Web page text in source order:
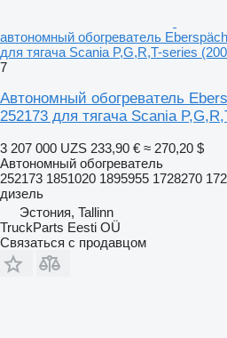
автономный обогреватель
для тягача Scania P,G,R,T-series
7
Автономный обогреватель
252173 для тягача Scania
3 207 000 UZS 233,90 € ≈ 270,20 $
Автономный обогреватель
252173 1851020 1895955 1728270
дизель
Эстония, Tallinn
TruckParts Eesti OÜ
Связаться с продавцом